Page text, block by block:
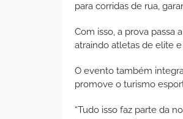
para corridas de rua,
Com isso, a prova passa
atraindo atletas de elite
O evento também
promove o turismo
“Tudo isso faz parte da